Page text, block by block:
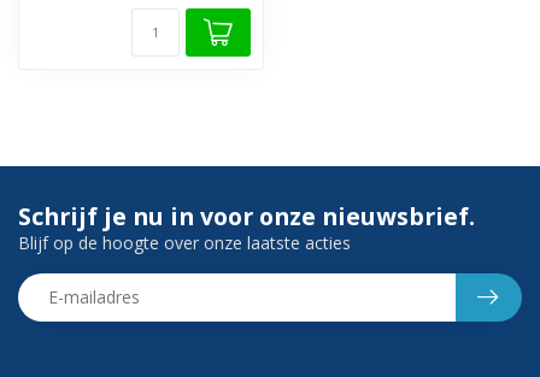
Schrijf je nu in voor onze nieuwsbrief.
Blijf op de hoogte over onze laatste acties